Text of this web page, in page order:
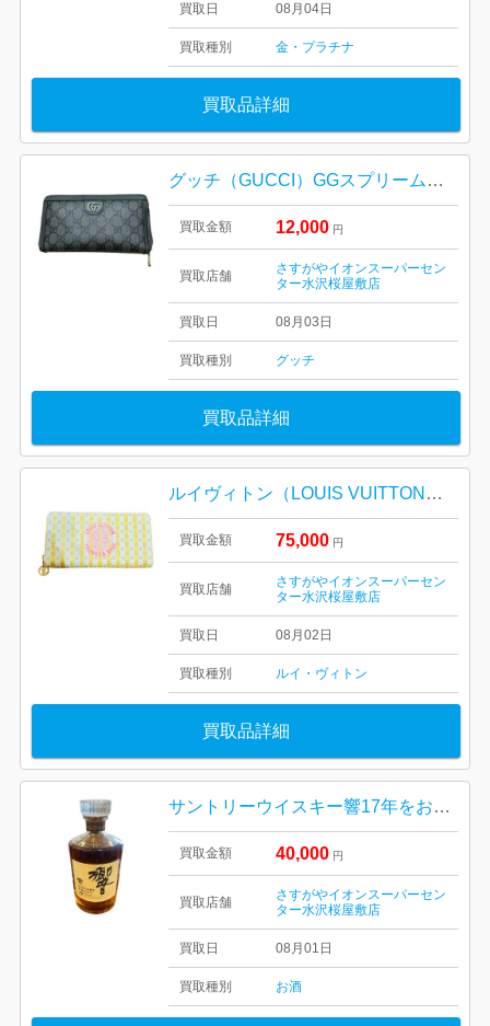
買取日 08月04日
買取種別 金・プラチナ
買取品詳細
グッチ（GUCCI）GGスプリームのジップアラウンドウォレット
買取金額 12,000 円
買取店舗
さすがやイオンスーパーセン
ター水沢桜屋敷店
買取日 08月03日
買取種別 グッチ
買取品詳細
ルイヴィトン（LOUIS VUITTON）ジッピー・ウォレット（LVスタンプ バナナ / 型番：M28463
買取金額 75,000 円
買取店舗
さすがやイオンスーパーセン
ター水沢桜屋敷店
買取日 08月02日
買取種別 ルイ・ヴィトン
買取品詳細
サントリーウイスキー響17年をお買取いたしました。
買取金額 40,000 円
買取店舗
さすがやイオンスーパーセン
ター水沢桜屋敷店
買取日 08月01日
買取種別 お酒